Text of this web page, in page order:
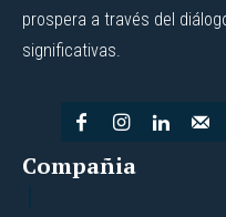
prospera a través del
significativas.
Compañia